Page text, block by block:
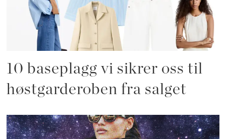
10 baseplagg vi sikrer oss til
høstgarderoben fra salget